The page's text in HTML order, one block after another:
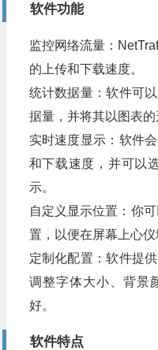
软件功能
监控网络流量：
的上传和下载速度。
统计数据量：软件可
据量，并将其以图表的
实时速度显示：软件
和下载速度，并可以
示。
自定义显示位置：你
置，以便在屏幕上心仪
定制化配置：软件提
调整字体大小、背景
好。
软件特点